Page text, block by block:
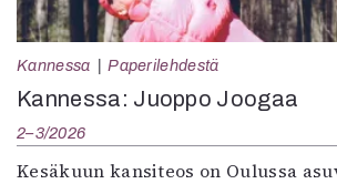
Kannessa Paperilehdestä
Kannessa: Juoppo Joogaa
2–3/2026
Kesäkuun kansiteos on Oulussa